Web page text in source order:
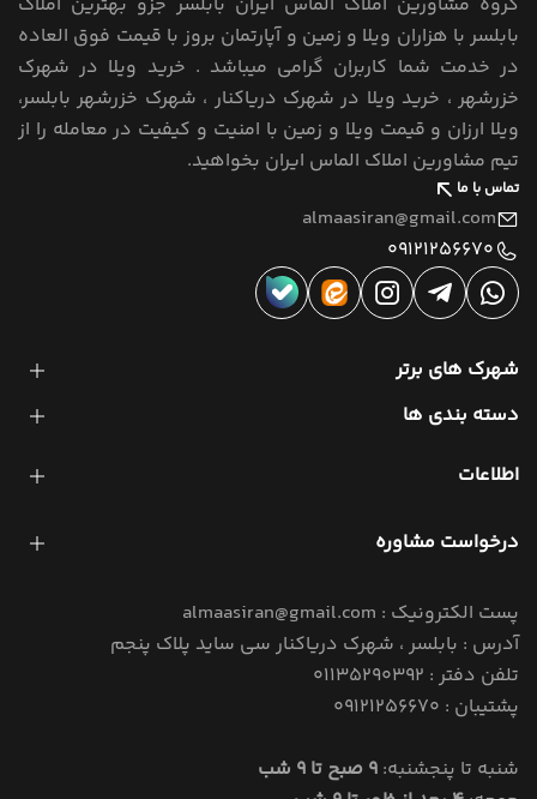
بابلسر با هزاران ویلا و زمین و آپارتمان بروز با قیمت فوق العاده
در خدمت شما کاربران گرامی میباشد . خرید ویلا در شهرک
خزرشهر ، خرید ویلا در شهرک دریاکنار ، شهرک خزرشهر بابلسر،
ویلا ارزان و قیمت ویلا و زمین با امنیت و کیفیت در معامله را از
تیم مشاورین املاک الماس ایران بخواهید.
تماس با ما
almaasiran@gmail.com
09121256670
شهرک های برتر
دسته بندی ها
اطلاعات
درخواست مشاوره
پست الکترونیک : almaasiran@gmail.com
آدرس : بابلسر ، شهرک دریاکنار سی ساید پلاک پنجم
تلفن دفتر : 01135290392
پشتیبان : 09121256670
شنبه تا پنجشنبه: 9 صبح تا 9 شب